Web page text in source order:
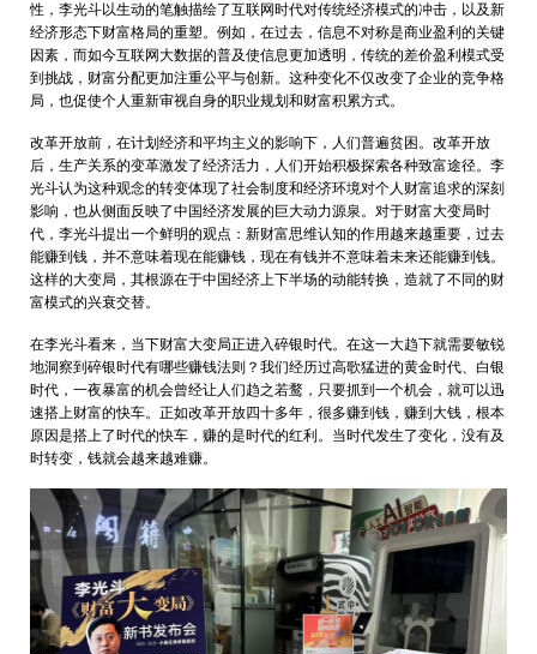
性，李光斗以生动的笔触描绘了互联网时代对传统经济模式的冲击，以及新
经济形态下财富格局的重塑。例如，在过去，信息不对称是商业盈利的关键
因素，而如今互联网大数据的普及使信息更加透明，传统的差价盈利模式受
到挑战，财富分配更加注重公平与创新。这种变化不仅改变了企业的竞争格
局，也促使个人重新审视自身的职业规划和财富积累方式。
改革开放前，在计划经济和平均主义的影响下，人们普遍贫困。改革开放
后，生产关系的变革激发了经济活力，人们开始积极探索各种致富途径。李
光斗认为这种观念的转变体现了社会制度和经济环境对个人财富追求的深刻
影响，也从侧面反映了中国经济发展的巨大动力源泉。对于财富大变局时
代，李光斗提出一个鲜明的观点：新财富思维认知的作用越来越重要，过去
能赚到钱，并不意味着现在能赚钱，现在有钱并不意味着未来还能赚到钱。
这样的大变局，其根源在于中国经济上下半场的动能转换，造就了不同的财
富模式的兴衰交替。
在李光斗看来，当下财富大变局正进入碎银时代。在这一大趋下就需要敏锐
地洞察到碎银时代有哪些赚钱法则？我们经历过高歌猛进的黄金时代、白银
时代，一夜暴富的机会曾经让人们趋之若鹜，只要抓到一个机会，就可以迅
速搭上财富的快车。正如改革开放四十多年，很多赚到钱，赚到大钱，根本
原因是搭上了时代的快车，赚的是时代的红利。当时代发生了变化，没有及
时转变，钱就会越来越难赚。